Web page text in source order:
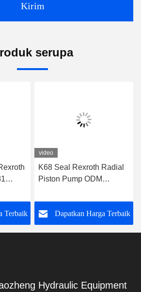
Kirim
serupa
Terbaik
video
K68 Seal Rexroth Radial
Piston Pump ODM
VPA42K01
Dapatkan Harga Terbaik
Hydraulic Equipment